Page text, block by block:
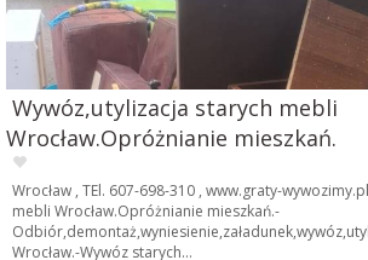
Wywóz,utylizacja starych mebli
Wrocław.Opróżnianie mieszkań.
Wrocław , TEl. 607-698-310 , www.graty-
mebli Wrocław.Opróżnianie mieszkań.-
Wrocław.-Wywóz starych...